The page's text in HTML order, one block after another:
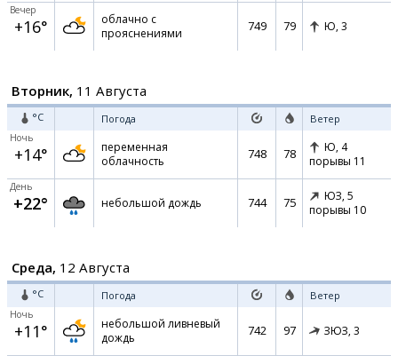
Вечер
+16°
облачно с
прояснениями
749 79 Ю, 3
Вторник, 11 Августа
°C Погода Ветер
Ночь
+14°
переменная
облачность
748 78 Ю, 4
порывы 11
День
+22° небольшой дождь 744 75 ЮЗ, 5
порывы 10
Среда, 12 Августа
°C Погода Ветер
Ночь
+11°
небольшой ливневый
дождь
742 97 ЗЮЗ, 3